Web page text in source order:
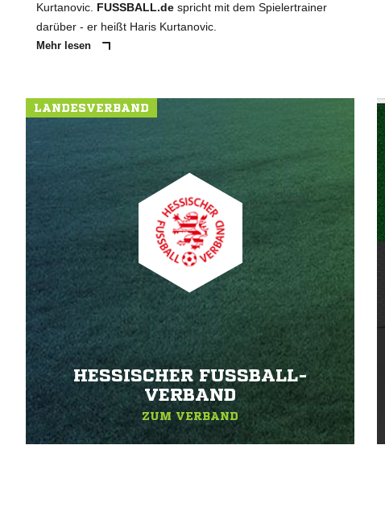
Kurtanovic. FUSSBALL.de spricht mit dem Spielertrainer
darüber - er heißt Haris Kurtanovic.
Mehr lesen
LANDESVERBAND
HESSISCHER FUSSBALL-V
ERBAND
ZUM VERBAND